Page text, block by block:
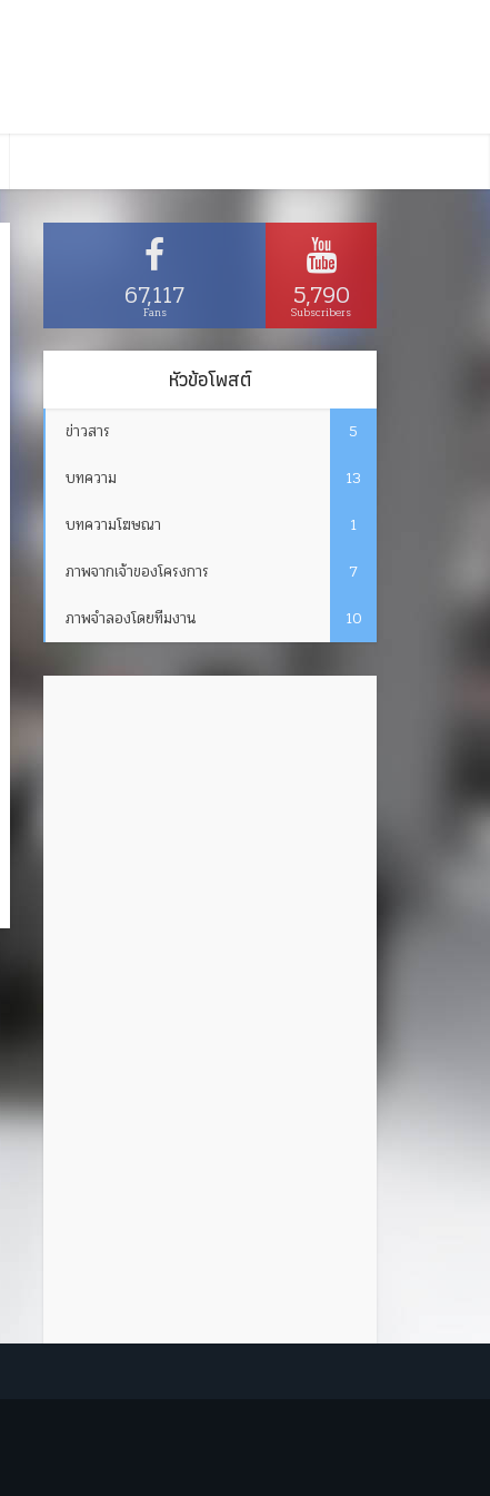
67,117
Fans 5,790
Subscribers
หัวข้อโพสต์
ข่าวสาร
5
บทความ
13
บทความโฆษณา
1
ภาพจากเจ้าของโครงการ
7
ภาพจำลองโดยทีมงาน
10